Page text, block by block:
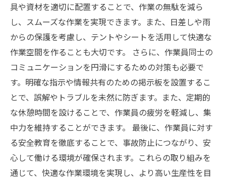
具や資材を適切に配置することで、作業の無駄を減ら
し、スムーズな作業を実現できます。また、日差しや雨
からの保護を考慮し、テントやシートを活用して快適な
作業空間を作ることも大切です。 さらに、作業員同士の
コミュニケーションを円滑にするための対策も必要で
す。明確な指示や情報共有のための掲示板を設置するこ
とで、誤解やトラブルを未然に防ぎます。また、定期的
な休憩時間を設けることで、作業員の疲労を軽減し、集
中力を維持することができます。 最後に、作業員に対す
る安全教育を徹底することで、事故防止につながり、安
心して働ける環境が確保されます。これらの取り組みを
通じて、快適な作業環境を実現し、より高い生産性を目